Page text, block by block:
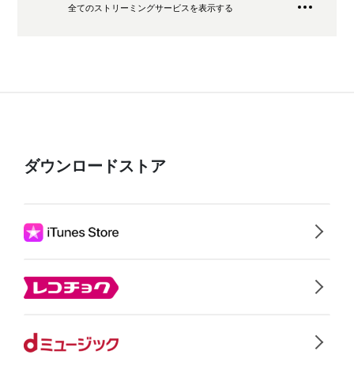
全てのストリーミングサービスを表示する
ダウンロードストア